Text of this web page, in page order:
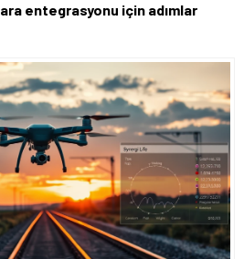
entegrasyonu için adımlar